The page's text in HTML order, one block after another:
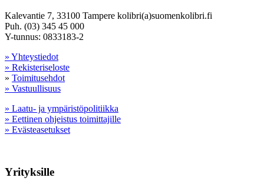
Kalevantie 7, 33100 Tampere kolibri(a)suomenkolibri.fi
Puh. (03) 345 45 000
Y-tunnus: 0833183-2
» Yhteystiedot
» Rekisteriseloste
» Toimitusehdot
» Vastuullisuus
» Laatu- ja ympäristöpolitiikka
» Eettinen ohjeistus toimittajille
» Evästeasetukset
Yrityksille